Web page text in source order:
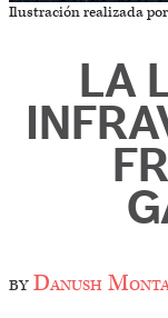
Ilustración realizada
LA
byDanush